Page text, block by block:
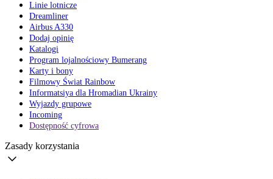
Linie lotnicze
Dreamliner
Airbus A330
Dodaj opinię
Katalogi
Program lojalnościowy Bumerang
Karty i bony
Filmowy Świat Rainbow
Informatsiya dla Hromadian Ukrainy
Wyjazdy grupowe
Incoming
Dostępność cyfrowa
Zasady korzystania